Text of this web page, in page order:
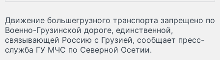
Движение большегрузного транспорта запрещено по
Военно-Грузинской дороге, единственной,
связывающей Россию с Грузией, сообщает пресс-
служба ГУ МЧС по Северной Осетии.